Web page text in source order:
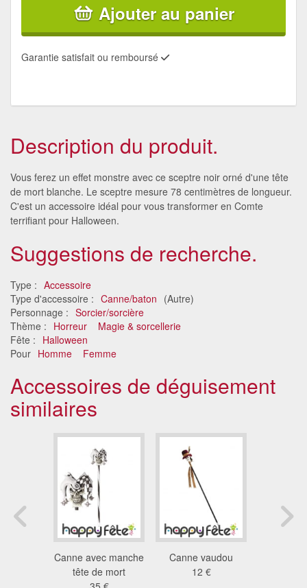
Ajouter au panier
Garantie satisfait ou remboursé
Description du produit.
Vous ferez un effet monstre avec ce sceptre noir orné d'une tête
de mort blanche. Le sceptre mesure 78 centimètres de longueur.
C'est un accessoire idéal pour vous transformer en Comte
terrifiant pour Halloween.
Suggestions de recherche.
Type : Accessoire
Type d'accessoire : Canne/baton (Autre)
Personnage : Sorcier/sorcière
Thème : Horreur
Magie & sorcellerie
Fête : Halloween
Pour Homme Femme
Accessoires de déguisement
similaires
Canne avec manche
tête de mort
Canne vaudou
12 €